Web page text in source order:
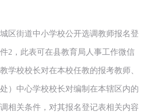
区街道中小学校公开选调教师报名登
2，此表可在县教育局人事工作微信
学校校长对在本校任教的报考教师、
）中心学校校长对编制在本辖区内的
相关条件，对其报名登记表相关内容